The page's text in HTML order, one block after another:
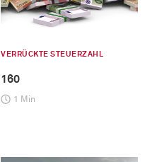
VERRÜCKTE STEUERZAHL
160
1 Min